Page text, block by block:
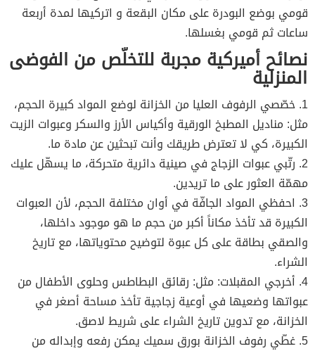
قومي بوضع البودرة على مكان البقعة و اتركيها لمدة أربعة
ساعات ثم قومي بغسلها.
نصائح أميركية مجربة للتخلّص من الفوضى
المنزلية
1. خصّصي الرفوف العليا من الخزانة لوضع المواد كبيرة الحجم،
مثل: مناديل المطبخ الورقية وأكياس الأرز والسكر وعبوات الزيت
الكبيرة، كي لا تعترض طريقك وأنت تبحثين عن مادة ما.
2. رتّبي عبوات الزجاج في صينية دائرية متحركة، ما يسهّل عليك
مهمّة العثور على ما تريدين.
3. احفظي المواد الجافّة في أوان مختلفة الحجم، لأن العبوات
الكبيرة قد تأخذ مكاناً أكبر من حجم ما هو موجود داخلها،
والصقي بطاقة على كل عبوة لتوضيح محتوياتها، مع تاريخ
الشراء.
4. أخرجي المقبلات: مثل: رقائق البطاطس وحلوى الأطفال من
عبواتها وضعيها في أوعية زجاجية تأخذ مساحة أصغر في
الخزانة، مع تدوين تاريخ الشراء على شريط لاصق.
5. غطّي رفوف الخزانة بورق سميك يمكن رفعه وإبداله من